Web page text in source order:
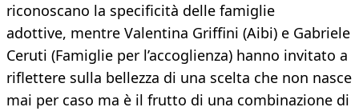
riconoscano la specificità delle famiglie
adottive, mentre Valentina Griffini (Aibi) e Gabriele
Ceruti (Famiglie per l’accoglienza) hanno invitato a
riflettere sulla bellezza di una scelta che non nasce
mai per caso ma è il frutto di una combinazione di